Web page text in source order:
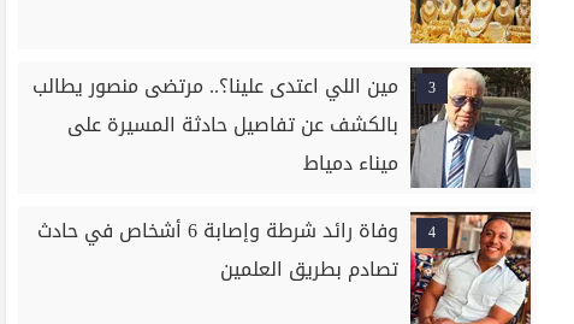
3
مين اللي اعتدى علينا؟.. مرتضى منصور يطالب
بالكشف عن تفاصيل حادثة المسيرة على
ميناء دمياط
4
وفاة رائد شرطة وإصابة 6 أشخاص في حادث
تصادم بطريق العلمين